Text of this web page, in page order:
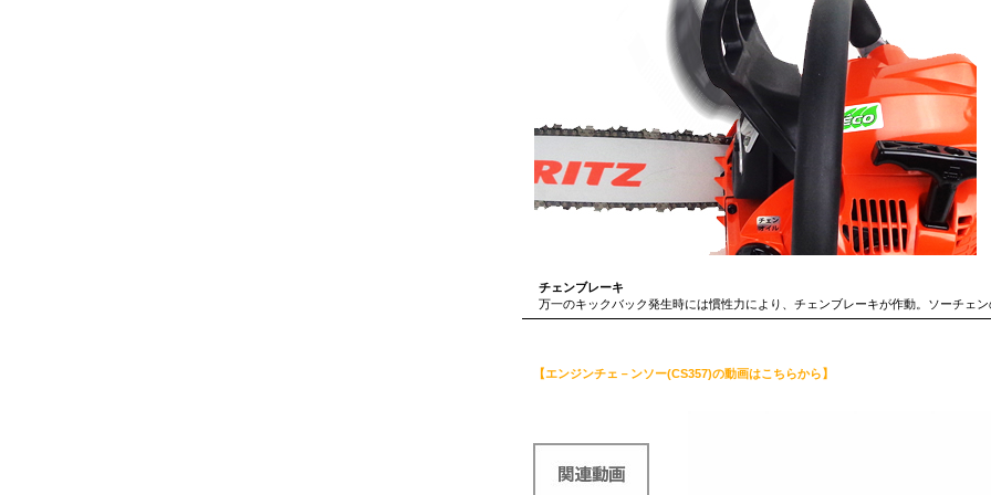
チェンブレーキ
万一のキックバック発生時には慣性力により、チェンブレーキが作動。ソーチェン
【エンジンチェ－ンソー(CS357)の動画はこちらから】